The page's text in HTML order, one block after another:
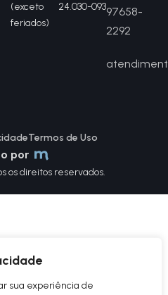
sua experiência de
(exceto
feriados)
24.030-09397658-
2292
os direitos reservados.
Termos de Uso
por